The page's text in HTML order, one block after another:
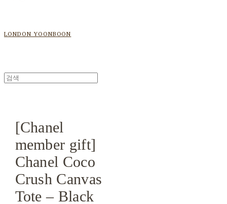
LONDON YOONBOON
[Chanel
member gift]
Chanel Coco
Crush Canvas
Tote – Black